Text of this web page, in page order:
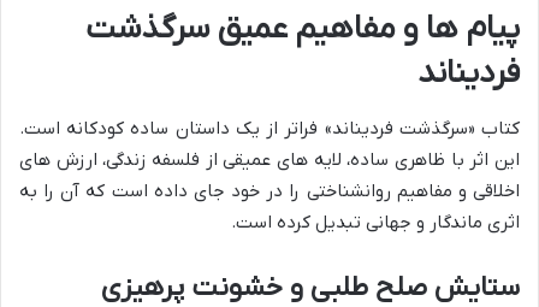
پیام ها و مفاهیم عمیق سرگذشت
فردیناند
کتاب «سرگذشت فردیناند» فراتر از یک داستان ساده کودکانه است.
این اثر با ظاهری ساده، لایه های عمیقی از فلسفه زندگی، ارزش های
اخلاقی و مفاهیم روانشناختی را در خود جای داده است که آن را به
اثری ماندگار و جهانی تبدیل کرده است.
ستایش صلح طلبی و خشونت پرهیزی